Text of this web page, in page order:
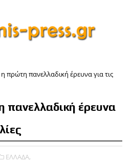
πρώτη πανελλαδική έρευνα για τις
έρευνα
ΕΛΛΑΔΑ,